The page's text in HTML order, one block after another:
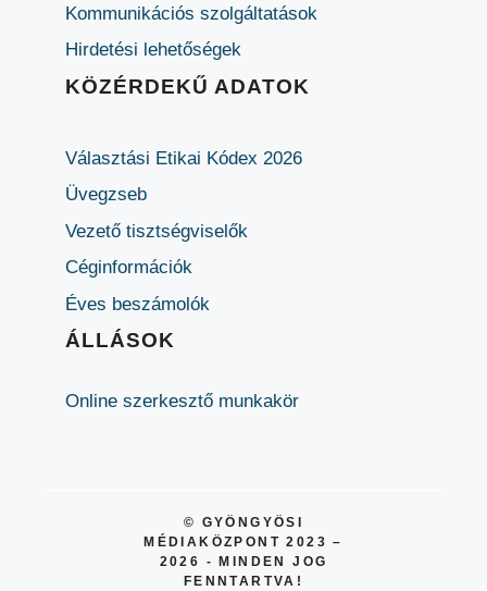
Kommunikációs szolgáltatások
Hirdetési lehetőségek
KÖZÉRDEKŰ ADATOK
Választási Etikai Kódex 2026
Üvegzseb
Vezető tisztségviselők
Céginformációk
Éves beszámolók
ÁLLÁSOK
Online szerkesztő munkakör
© GYÖNGYÖSI
MÉDIAKÖZPONT 2023 –
2026 - MINDEN JOG
FENNTARTVA!